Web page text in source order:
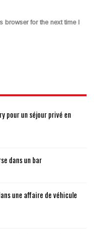
browser for the next time I
pour un séjour privé en
dans un bar
une affaire de véhicule